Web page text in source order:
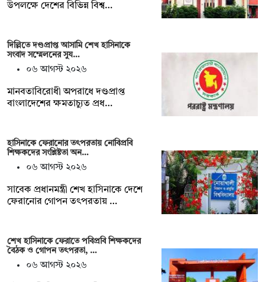
উপলক্ষে দেশের বিভিন্ন বিশ্ব…
দিল্লিতে দণ্ডপ্রাপ্ত আসামি শেখ হাসিনাকে
সংবাদ সম্মেলনের সুয…
০৬ আগস্ট ২০২৬
মানবতাবিরোধী অপরাধে দণ্ডপ্রাপ্ত
বাংলাদেশের ক্ষমতাচ্যুত প্রধ…
হাসিনাকে ফেরানোর তৎপরতায় নোবিপ্রবি
শিক্ষকদের সংশ্লিষ্টতা অন…
০৬ আগস্ট ২০২৬
সাবেক প্রধানমন্ত্রী শেখ হাসিনাকে দেশে
ফেরানোর গোপন তৎপরতায় …
শেখ হাসিনাকে ফেরাতে পবিপ্রবি শিক্ষকদের
বৈঠক ও গোপন তৎপরতা, …
০৬ আগস্ট ২০২৬